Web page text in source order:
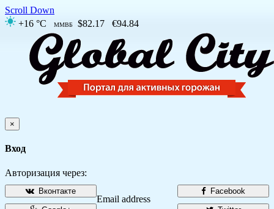
Scroll Down
+16 °C
ММВБ $82.17 €94.84
×
Вход
Авторизация через:
Facebook
Вконтакте
Email address